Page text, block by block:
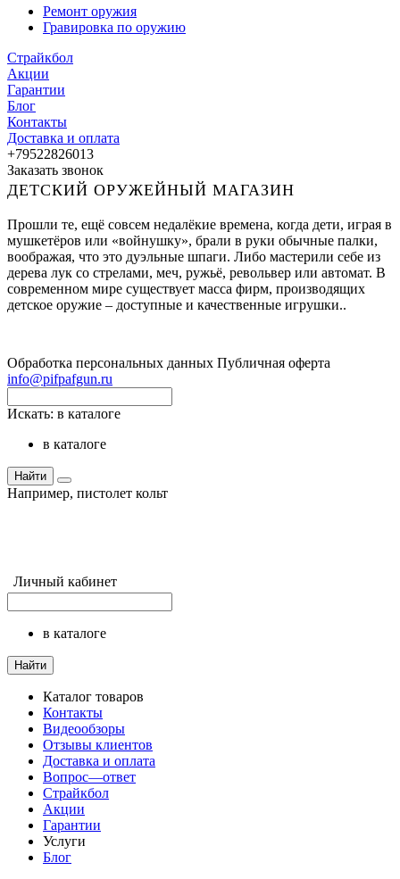
Ремонт оружия
Гравировка по оружию
Страйкбол
Акции
Гарантии
Блог
Контакты
Доставка и оплата
+79522826013
Заказать звонок
ДЕТСКИЙ ОРУЖЕЙНЫЙ МАГАЗИН
Прошли те, ещё совсем недалёкие времена, когда дети, играя в
мушкетёров или «войнушку», брали в руки обычные палки,
воображая, что это дуэльные шпаги. Либо мастерили себе из
дерева лук со стрелами, меч, ружьё, револьвер или автомат. В
современном мире существует масса фирм, производящих
детское оружие – доступные и качественные игрушки..
Обработка персональных данных Публичная оферта
info@pifpafgun.ru
Искать: в каталоге
в каталоге
Найти
Например, пистолет кольт
Личный кабинет
в каталоге
Найти
Каталог товаров
Контакты
Видеообзоры
Отзывы клиентов
Доставка и оплата
Вопрос—ответ
Страйкбол
Акции
Гарантии
Услуги
Блог